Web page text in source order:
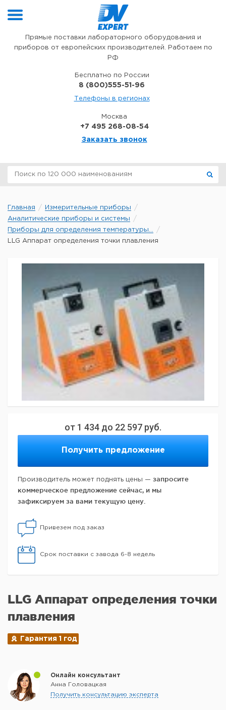
Прямые поставки лабораторного оборудования и
приборов от европейских производителей. Работаем по
РФ
Бесплатно по России
8 (800)555-51-96
Телефоны в регионах
Москва
+7 495 268-08-54
Заказать звонок
Главная
Измерительные приборы
Аналитические приборы и системы
Приборы для определения температуры...
LLG Аппарат определения точки плавления
от 1 434 до 22 597 руб.
Получить предложение
Производитель может поднять цены — запросите
коммерческое предложение сейчас, и мы
зафиксируем за вами текущую цену.
Привезем под заказ
Срок поставки с завода 6-8 недель
LLG Аппарат определения точки
плавления
Гарантия 1 год
Онлайн консультант
Анна Головацкая
Получить консультацию эксперта